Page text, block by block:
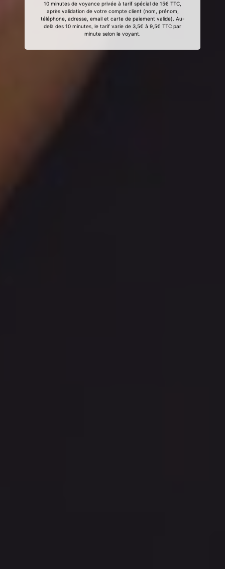
10 minutes de voyance privée à tarif spécial de 15€ TTC,
après validation de votre compte client (nom, prénom,
téléphone, adresse, email et carte de paiement valide). Au-
delà des 10 minutes, le tarif varie de 3,5€ à 9,5€ TTC par
minute selon le voyant.